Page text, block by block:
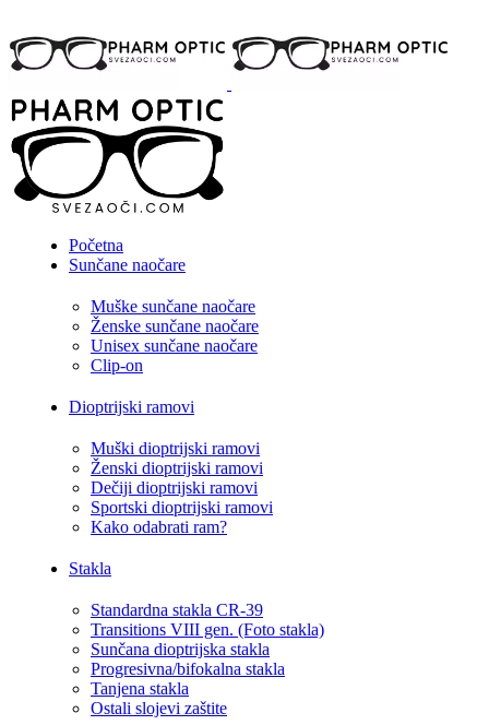
Početna
Sunčane naočare
Muške sunčane naočare
Ženske sunčane naočare
Unisex sunčane naočare
Clip-on
Dioptrijski ramovi
Muški dioptrijski ramovi
Ženski dioptrijski ramovi
Dečiji dioptrijski ramovi
Sportski dioptrijski ramovi
Kako odabrati ram?
Stakla
Standardna stakla CR-39
Transitions VIII gen. (Foto stakla)
Sunčana dioptrijska stakla
Progresivna/bifokalna stakla
Tanjena stakla
Ostali slojevi zaštite